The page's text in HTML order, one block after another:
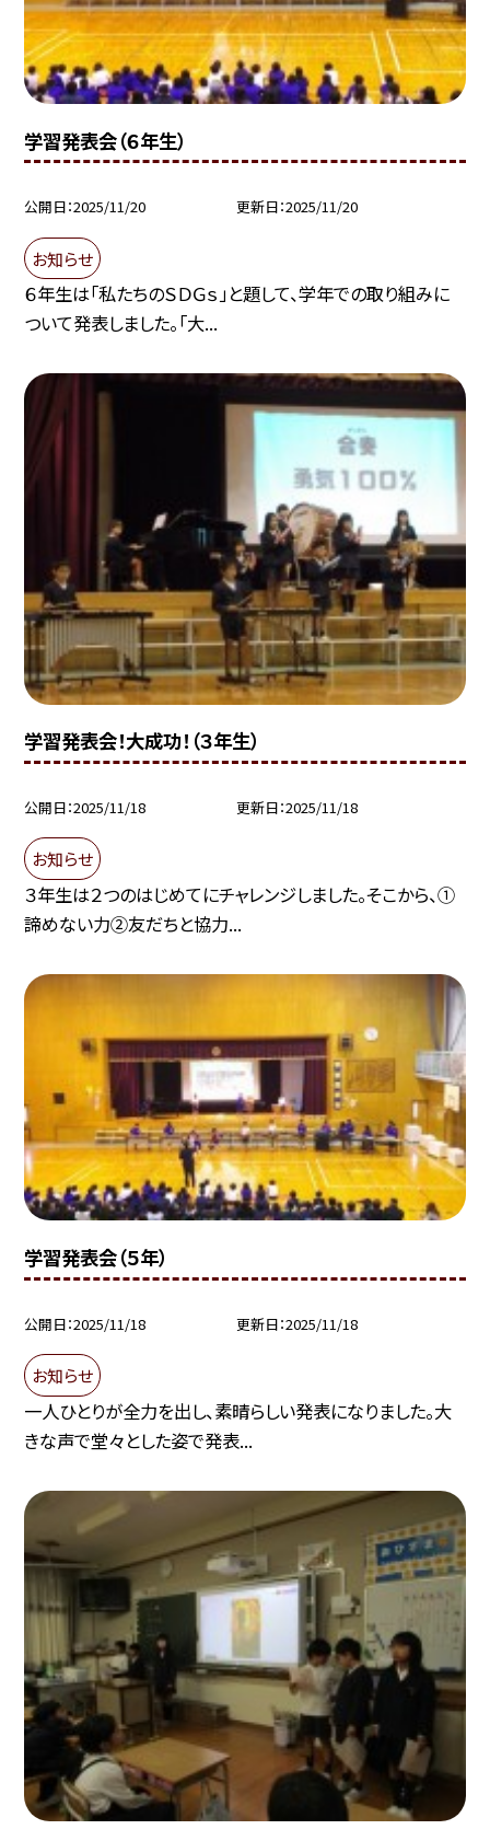
学習発表会（６年生）
公開日 2025/11/20 更新日 2025/11/20
お知らせ
６年生は「私たちのＳＤＧｓ」と題して、学年での取り組みに
ついて発表しました。「大...
学習発表会！大成功！（３年生）
公開日 2025/11/18 更新日 2025/11/18
お知らせ
３年生は２つのはじめてにチャレンジしました。そこから、①
諦めない力②友だちと協力...
学習発表会（５年）
公開日 2025/11/18 更新日 2025/11/18
お知らせ
一人ひとりが全力を出し、素晴らしい発表になりました。大
きな声で堂々とした姿で発表...